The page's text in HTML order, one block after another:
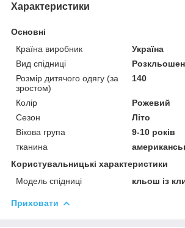
Характеристики
Основні
Країна виробник
Україна
Вид спідниці
Розмір дитячого одягу (за
зростом)
140
Колір
Рожевий
Сезон
Літо
Вікова група
9-10 років
тканина
Користувальницькі характеристики
Модель спідниці
кльош із
Приховати